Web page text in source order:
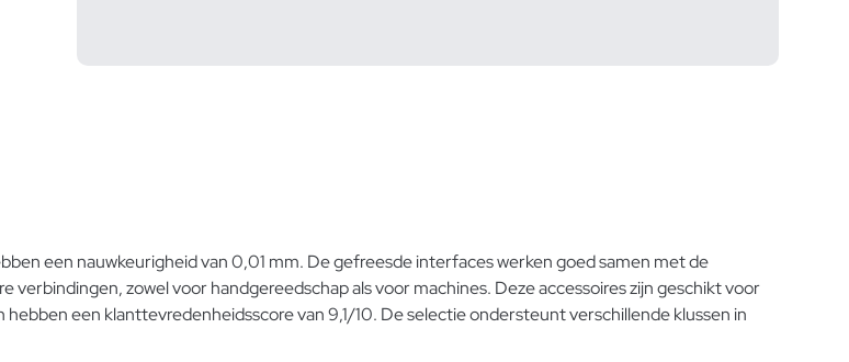
een nauwkeurigheid van 0,01 mm. De gefreesde interfaces werken goed samen met de
zowel voor handgereedschap als voor machines. Deze accessoires zijn geschikt voor
een klanttevredenheidsscore van 9,1/10. De selectie ondersteunt verschillende klussen in